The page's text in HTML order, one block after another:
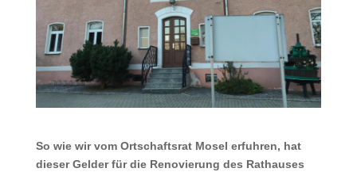
So wie wir vom Ortschaftsrat Mosel erfuhren, hat
dieser Gelder für die Renovierung des Rathauses